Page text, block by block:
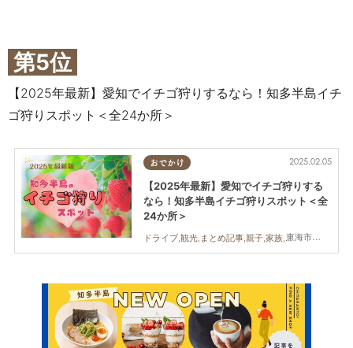
第5位
【2025年最新】愛知でイチゴ狩りするなら！知多半島イチ
ゴ狩りスポット＜全24か所＞
おでかけ
東海市,大府市,知多市,東浦町,阿久比町,半田市,常滑市,武豊町,美浜町,南知多町
2025.02.05
【2025年最新】愛知でイチゴ狩りする
なら！知多半島イチゴ狩りスポット＜全
24か所＞
ドライブ,観光,まとめ記事,親子,家族,カップル,友人,イチゴ